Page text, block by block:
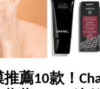
薦10款！